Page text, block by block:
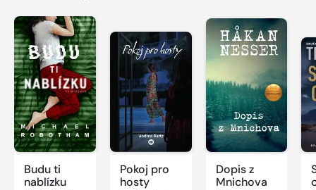
Budu ti
nablízku
Pokoj pro
hosty
Dopis z
Mnichova